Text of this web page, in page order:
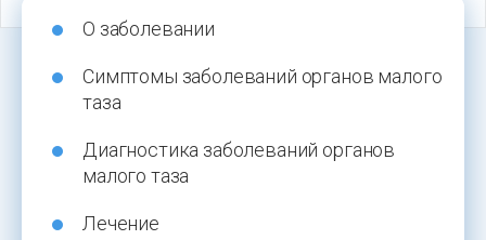
О заболевании
Симптомы заболеваний органов малого
таза
Диагностика заболеваний органов
малого таза
Лечение